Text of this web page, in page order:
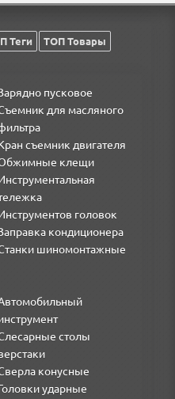
Теги
ТОП Товары
пусковое
для масляного
съемник двигателя
клещи
головок
кондиционера
шиномонтажные
столы
конусные
ударные